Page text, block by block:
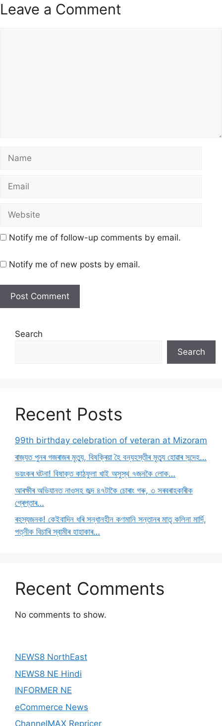
Leave a Comment
Notify me of follow-up comments by email.
Notify me of new posts by email.
Search
Search
Recent Posts
99th birthday celebration of veteran at Mizoram
ৰাজ্যত পুনৰ গজৰাজৰ মৃত্যু, বিষক্ৰিয়া হৈ বন্যহস্তীৰ মৃত্যু হোৱাৰ সন্দেহ…
ভয়ংকৰ ঘটনা! বিষাক্ত কাঠফুলা খাই অসুস্থ ৭জনকৈ লোক…
আৰক্ষীৰ অভিযানত নাওসহ জব্দ ৪৭টাকৈ চোৰাং গৰু, ৩ সৰবৰাহকাৰীক
গ্ৰেপ্তাৰ…
ৰহস্যজনক! কেইবাদিন ধৰি সন্ধানহীন কণমানি সন্তানৰ মাতৃ কলিনা মাৰ্দি,
পত্নীক বিচাৰি স্বামীৰ হাহাকাৰ…
Recent Comments
No comments to show.
NEWS8 NorthEast
NEWS8 NE Hindi
INFORMER NE
eCommerce News
ChannelMAX Repricer